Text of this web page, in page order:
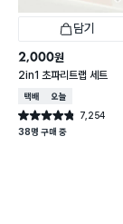
담기
2,000원
2in1 초파리트랩 세트
택배배송오늘배송
별점 4.8점 7,254
건 작성
38명 구매 중